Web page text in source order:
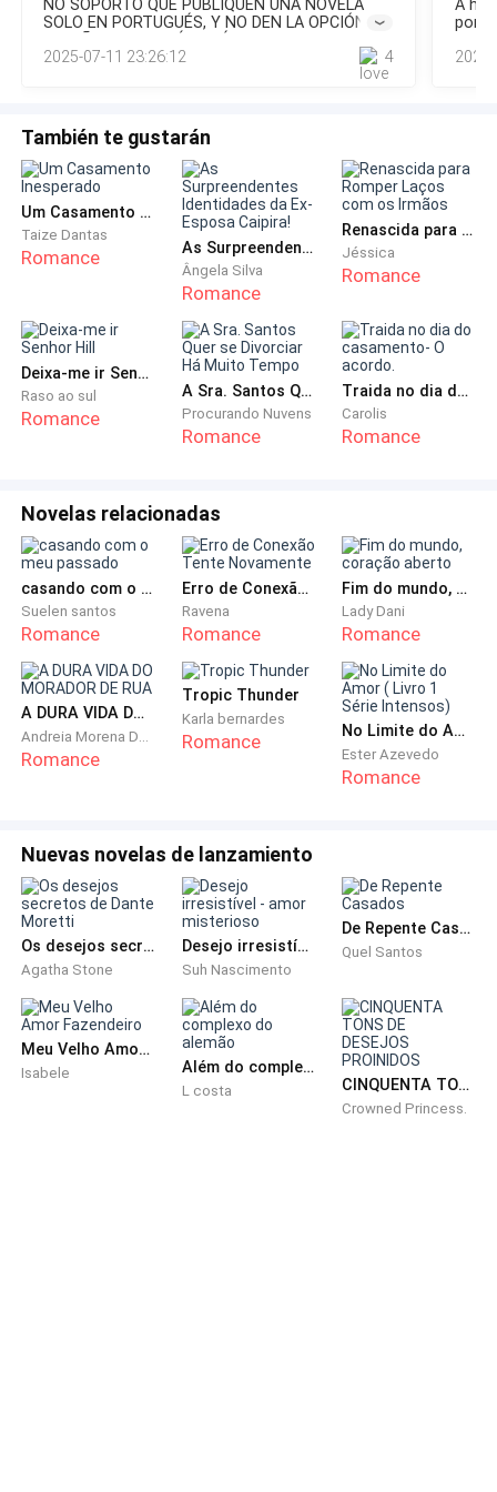
NO SOPORTO QUE PUBLIQUEN UNA NOVELA
SOLO EN PORTUGUÉS, Y NO DEN LA OPCIÓN EN
UNA PÁGINA QUE LA MAYORÍA DE LAS NOVELAS
2025-07-11 23:26:12 4
A
También te gustarán
Um Casamento Inesperado
Taize Dantas
Romance As Surpreendentes Identidades da Ex-Esposa Caipira!
Ângela Silva
Romance
Renascida para Romper Laços com os Irmãos
Jéssica
Romance
Deixa-me ir Senhor Hill
Raso ao sul
Romance
A Sra. Santos Quer se Divorciar Há Muito Tempo
Procurando Nuvens
Romance
Traida no dia do casamento- O acordo.
Carolis
Romance
Novelas relacionadas
casando com o meu passado
Suelen santos
Romance
Erro de Conexão Tente Novamente
Ravena
Romance
Fim do mundo, coração aberto
Lady Dani
Romance
A DURA VIDA DO MORADOR DE RUA
Romance
Tropic Thunder
Karla bernardes
Romance No Limite do Amor ( Livro 1 Série Intensos)
Ester Azevedo
Romance
Nuevas novelas de lanzamiento
Os desejos secretos de Dante Moretti
Agatha Stone
Desejo irresistível - amor misterioso
Suh Nascimento
De Repente Casados
Quel Santos
Meu Velho Amor Fazendeiro
Isabele Além do complexo do alemão
L costa CINQUENTA TONS DE DESEJOS PROINIDOS
Crowned Princess.